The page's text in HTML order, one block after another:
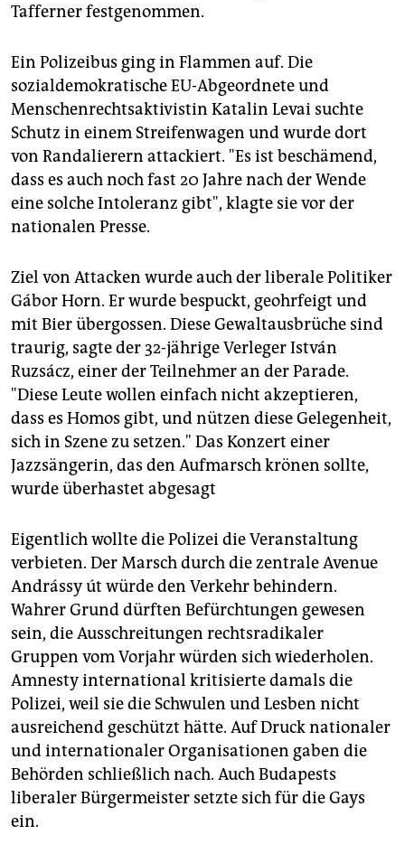
Tafferner festgenommen.
Ein Polizeibus ging in Flammen auf. Die
sozialdemokratische EU-Abgeordnete und
Menschenrechtsaktivistin Katalin Levai suchte
Schutz in einem Streifenwagen und wurde dort
von Randalierern attackiert. "Es ist beschämend,
dass es auch noch fast 20 Jahre nach der Wende
eine solche Intoleranz gibt", klagte sie vor der
nationalen Presse.
Ziel von Attacken wurde auch der liberale Politiker
Gábor Horn. Er wurde bespuckt, geohrfeigt und
mit Bier übergossen. Diese Gewaltausbrüche sind
traurig, sagte der 32-jährige Verleger István
Ruzsácz, einer der Teilnehmer an der Parade.
"Diese Leute wollen einfach nicht akzeptieren,
dass es Homos gibt, und nützen diese Gelegenheit,
sich in Szene zu setzen." Das Konzert einer
Jazzsängerin, das den Aufmarsch krönen sollte,
wurde überhastet abgesagt
Eigentlich wollte die Polizei die Veranstaltung
verbieten. Der Marsch durch die zentrale Avenue
Andrássy út würde den Verkehr behindern.
Wahrer Grund dürften Befürchtungen gewesen
sein, die Ausschreitungen rechtsradikaler
Gruppen vom Vorjahr würden sich wiederholen.
Amnesty international kritisierte damals die
Polizei, weil sie die Schwulen und Lesben nicht
ausreichend geschützt hätte. Auf Druck nationaler
und internationaler Organisationen gaben die
Behörden schließlich nach. Auch Budapests
liberaler Bürgermeister setzte sich für die Gays
ein.